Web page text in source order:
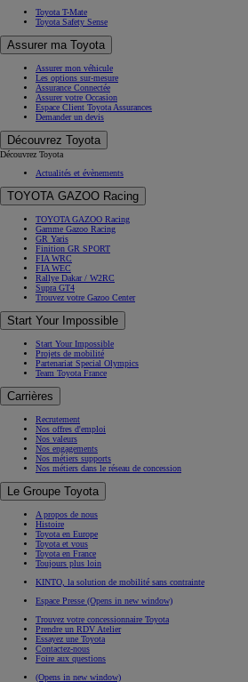
Toyota T-Mate
Toyota Safety Sense
Assurer ma Toyota
Assurer mon véhicule
Les options sur-mesure
Assurance Connectée
Assurer votre Occasion
Espace Client Toyota Assurances
Demander un devis
Découvrez Toyota
Découvrez Toyota
Actualités et évènements
TOYOTA GAZOO Racing
TOYOTA GAZOO Racing
Gamme Gazoo Racing
GR Yaris
Finition GR SPORT
FIA WRC
FIA WEC
Rallye Dakar / W2RC
Supra GT4
Trouvez votre Gazoo Center
Start Your Impossible
Start Your Impossible
Projets de mobilité
Partenariat Special Olympics
Team Toyota France
Carrières
Recrutement
Nos offres d'emploi
Nos valeurs
Nos engagements
Nos métiers supports
Nos métiers dans le réseau de concession
Le Groupe Toyota
A propos de nous
Histoire
Toyota en Europe
Toyota et vous
Toyota en France
Toujours plus loin
KINTO, la solution de mobilité sans contrainte
Espace Presse (Opens in new window)
Trouvez votre concessionnaire Toyota
Prendre un RDV Atelier
Essayez une Toyota
Contactez-nous
Foire aux questions
(Opens in new window)